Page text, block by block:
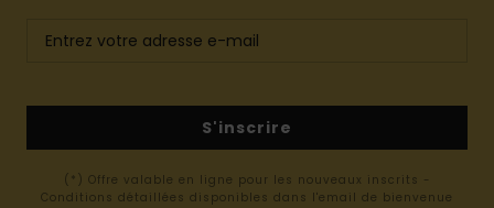
S'inscrire
(*) Offre valable en ligne pour les nouveaux inscrits -
Conditions détaillées disponibles dans l'email de bienvenue